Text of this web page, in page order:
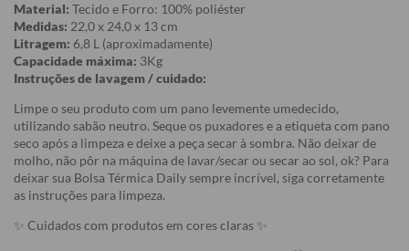
Material: Tecido e Forro: 100% poliéster
Medidas: 22,0 x 24,0 x 13 cm
Litragem: 6,8 L (aproximadamente)
Capacidade máxima: 3Kg
Instruções de lavagem / cuidado:
Limpe o seu produto com um pano levemente umedecido,
utilizando sabão neutro. Seque os puxadores e a etiqueta com pano
seco após a limpeza e deixe a peça secar à sombra. Não deixar de
molho, não pôr na máquina de lavar/secar ou secar ao sol, ok? Para
deixar sua Bolsa Térmica Daily sempre incrível, siga corretamente
as instruções para limpeza.
✨ Cuidados com produtos em cores claras ✨